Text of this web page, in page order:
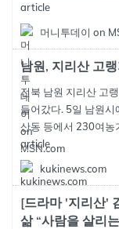
article
머니투데이 on
남원, 지리산 고
전북 남원 지리산 고
들어갔다. 5일 남원시
산동 등에서 230여농
article
kukinews.com
[드라마 '지리산'
삶 “사람을 살리